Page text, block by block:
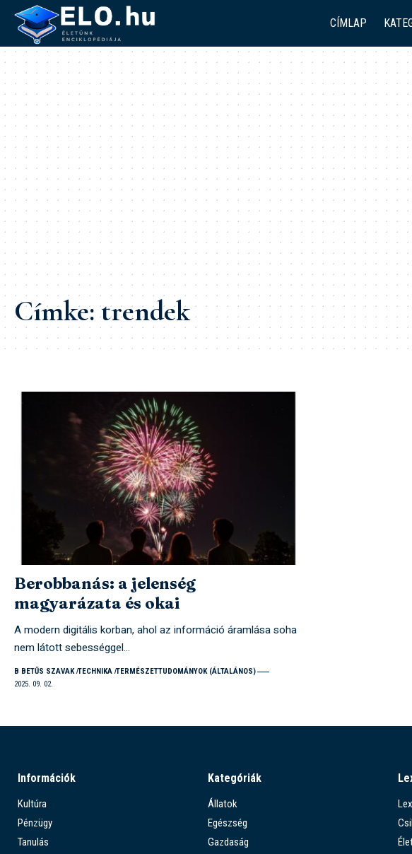
CÍMLAP
Címke:trendek
Berobbanás: a jelenség
magyarázata és okai
A modern digitális korban, ahol az információ áramlása soha
nem látott sebességgel…
B BETŰS SZAVAK TECHNIKA TERMÉSZETTUDOMÁNYOK (ÁLTALÁNOS)
2025. 09. 02.
Információk
Kultúra
Pénzügy
Tanulás
Kategóriák
Állatok
Egészség
Gazdaság